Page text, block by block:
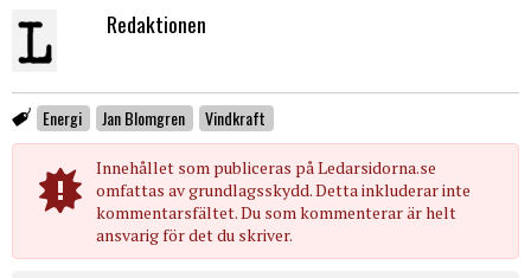
Redaktionen
Energi Jan Blomgren Vindkraft
Innehållet som publiceras på Ledarsidorna.se
omfattas av grundlagsskydd. Detta inkluderar inte
kommentarsfältet. Du som kommenterar är helt
ansvarig för det du skriver.